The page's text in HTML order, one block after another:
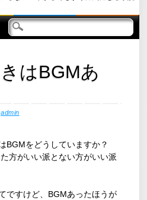
はBGMあ
admin
BGMをどうしていますか？
方がいい派とない方がいい派
ですけど、BGMあったほうが